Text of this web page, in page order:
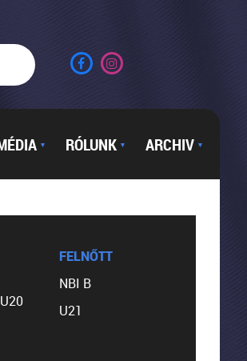
▼ RÓLUNK ▼ ARCHIV ▼
FELNŐTT
NBI B
U21